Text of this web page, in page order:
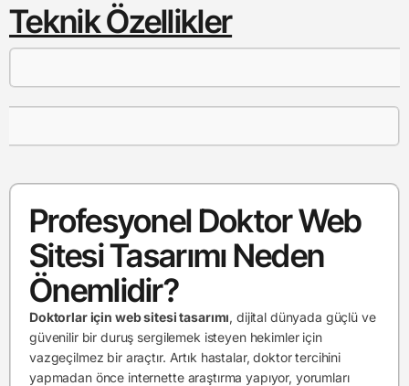
Teknik Özellikler
Profesyonel Doktor Web
Sitesi Tasarımı Neden
Önemlidir?
Doktorlar için web sitesi tasarımı, dijital dünyada güçlü ve
güvenilir bir duruş sergilemek isteyen hekimler için
vazgeçilmez bir araçtır. Artık hastalar, doktor tercihini
yapmadan önce internette araştırma yapıyor, yorumları